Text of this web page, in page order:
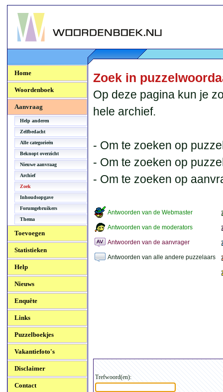
Woordenboek.NU
Home
Woordenboek
Aanvraag
Help anderen
Zelfbedacht
Alle categorieën
Beknopt overzicht
Nieuwe aanvraag
Archief
Zoek
Inhoudsopgave
Forumgebruikers
Thema
Toevoegen
Statistieken
Help
Nieuws
Enquête
Links
Puzzelboekjes
Vakantiefoto's
Disclaimer
Contact
Zoek in
Op deze pagina kun je
hele archief.
- Om te zoeken op
- Om te zoeken op
- Om te zoeken op
Antwoorden van de Webmaster
Antwoorden van de moderators
Antwoorden van de aanvrager
Antwoorden van alle andere puzzelaars
Trefwoord(en):